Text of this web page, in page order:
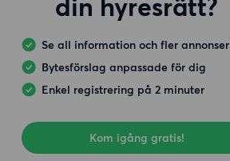
din hyresrätt?
Se all information och fler annonser
Bytesförslag anpassade för dig
Enkel registrering på 2 minuter
Kom igång gratis!